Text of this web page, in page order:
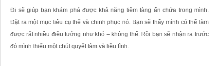
Đi sẽ giúp bạn khám phá được khả năng tiềm tàng ẩn chứa trong mình.
Đặt ra một mục tiêu cụ thể và chinh phục nó. Bạn sẽ thấy mình có thể làm
được rất nhiều điều tưởng như khó – không thể. Rồi bạn sẽ nhận ra trước
đó mình thiếu một chút quyết tâm và liều lĩnh.